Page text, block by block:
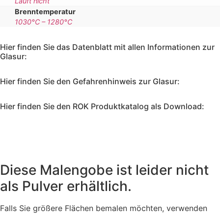
Brenntemperatur
1030°C – 1280°C
Hier finden Sie das Datenblatt mit allen Informationen zur
Glasur:
Hier finden Sie den Gefahrenhinweis zur Glasur:
Hier finden Sie den ROK Produktkatalog als Download:
Diese Malengobe ist leider nicht
als Pulver erhältlich.
Falls Sie größere Flächen bemalen möchten, verwenden